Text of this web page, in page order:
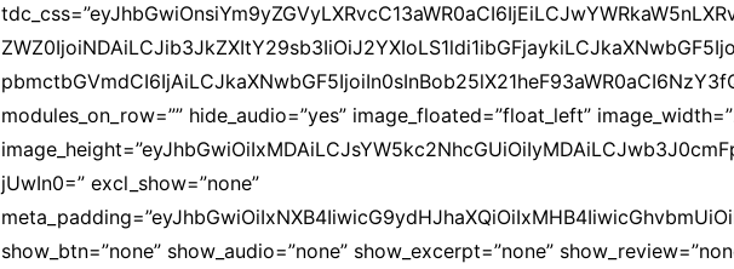
modules_on_row=”” hide_audio=”yes” image_floated=”float_left”
jUwIn0=” excl_show=”none”
show_btn=”none” show_audio=”none” show_excerpt=”none”